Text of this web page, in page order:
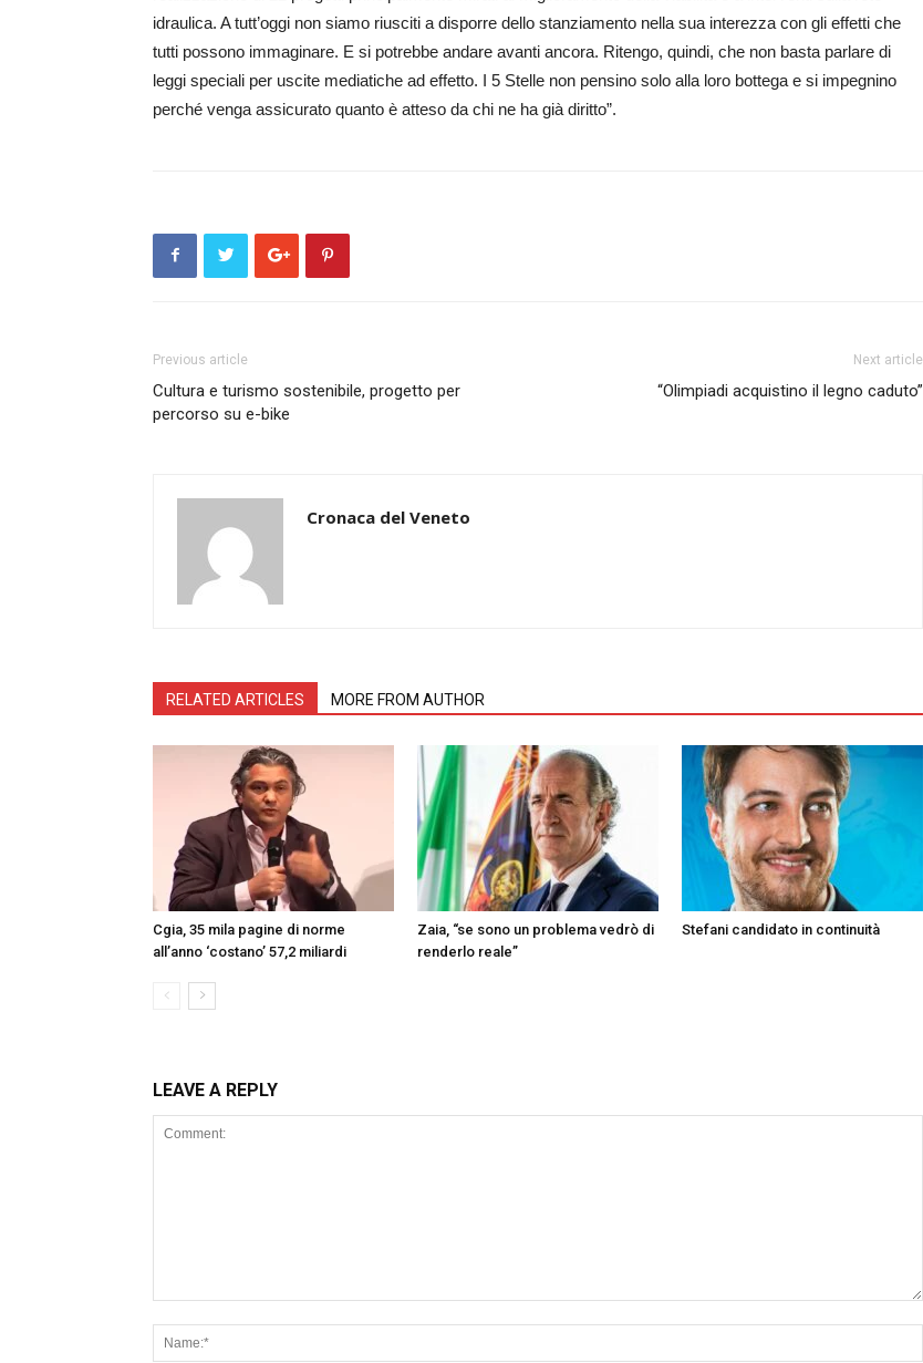
idraulica. A tutt’oggi non siamo riusciti a disporre dello stanziamento nella sua interezza con gli effetti che
tutti possono immaginare. E si potrebbe andare avanti ancora. Ritengo, quindi, che non basta parlare di
leggi speciali per uscite mediatiche ad effetto. I 5 Stelle non pensino solo alla loro bottega e si impegnino
perché venga assicurato quanto è atteso da chi ne ha già diritto”.
Previous article
Cultura e turismo sostenibile, progetto per
percorso su e-bike
Next article
“Olimpiadi acquistino il legno caduto”
Cronaca del Veneto
RELATED ARTICLES MORE FROM AUTHOR
Cgia, 35 mila pagine di norme
all’anno ‘costano’ 57,2 miliardi
Zaia, “se sono un problema vedrò di
renderlo reale”
Stefani candidato in continuità
LEAVE A REPLY